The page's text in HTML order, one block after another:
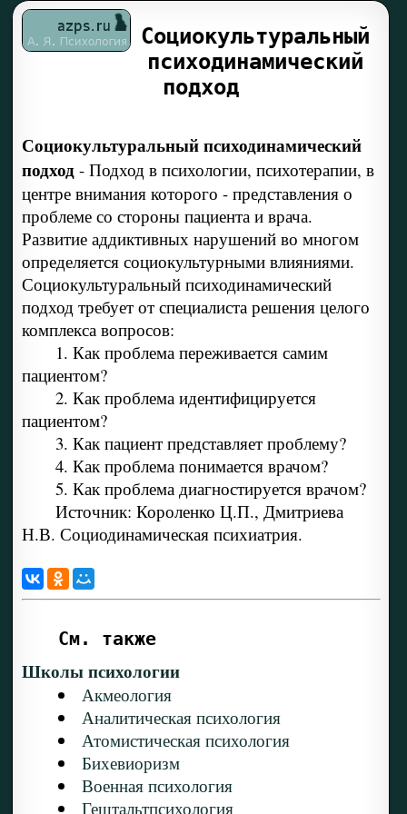
Социокультуральный
психодинамический
подход
Социокультуральный психодинамический
подход- Подход в психологии, психотерапии, в
центре внимания которого - представления о
проблеме со стороны пациента и врача.
Развитие аддиктивных нарушений во многом
определяется социокультурными влияниями.
Социокультуральный психодинамический
подход требует от специалиста решения целого
комплекса вопросов:
1. Как проблема переживается самим
пациентом?
2. Как проблема идентифицируется
пациентом?
3. Как пациент представляет проблему?
4. Как проблема понимается врачом?
5. Как проблема диагностируется врачом?
Источник: Короленко Ц.П., Дмитриева
Н.В. Социодинамическая психиатрия.
См. также
Школы психологии
Акмеология
Аналитическая психология
Атомистическая психология
Бихевиоризм
Военная психология
Гештальтпсихология